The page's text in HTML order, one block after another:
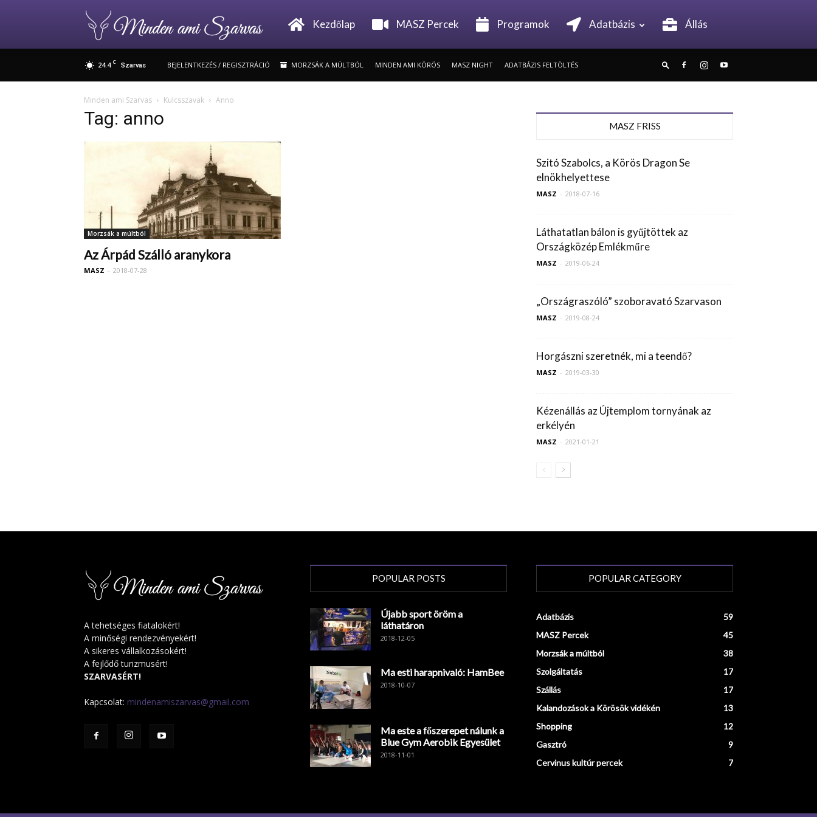
Minden
ami
Kezdőlap MASZ Percek Programok Adatbázis Állás
24.4 C Szarvas BEJELENTKEZÉS / REGISZTRÁCIÓ MORZSÁK A MÚLTBÓL MINDEN AMI KÖRÖS MASZ NIGHT ADATBÁZIS FELTÖLTÉS
Minden ami Szarvas Kulcsszavak Anno
Tag: anno
Morzsák a múltból
Az Árpád Szálló aranykora
MASZ - 2018-07-28
MASZ FRISS
Szitó Szabolcs, a Körös Dragon Se
elnökhelyettese
MASZ - 2018-07-16
Láthatatlan bálon is gyűjtöttek az
Országközép Emlékműre
MASZ - 2019-06-24
„Országraszóló” szoboravató Szarvason
MASZ - 2019-08-24
Horgászni szeretnék, mi a teendő?
MASZ - 2019-03-30
Kézenállás az Újtemplom tornyának az
erkélyén
MASZ - 2021-01-21
A tehetséges fiatalokért!
A minőségi rendezvényekért!
A sikeres vállalkozásokért!
A fejlődő turizmusért!
SZARVASÉRT!
Kapcsolat: mindenamiszarvas@gmail.com
POPULAR POSTS
Újabb sport öröm a
láthatáron
2018-12-05
Ma esti harapnivaló: HamBee
2018-10-07
Ma este a főszerepet nálunk a
Blue Gym Aerobik Egyesület
2018-11-01
POPULAR CATEGORY
Adatbázis
59
MASZ Percek
45
Morzsák a múltból
38
Szolgáltatás
17
Szállás
17
Kalandozások a Körösök vidékén
13
Shopping
12
Gasztró
9
Cervinus kultúr percek
7